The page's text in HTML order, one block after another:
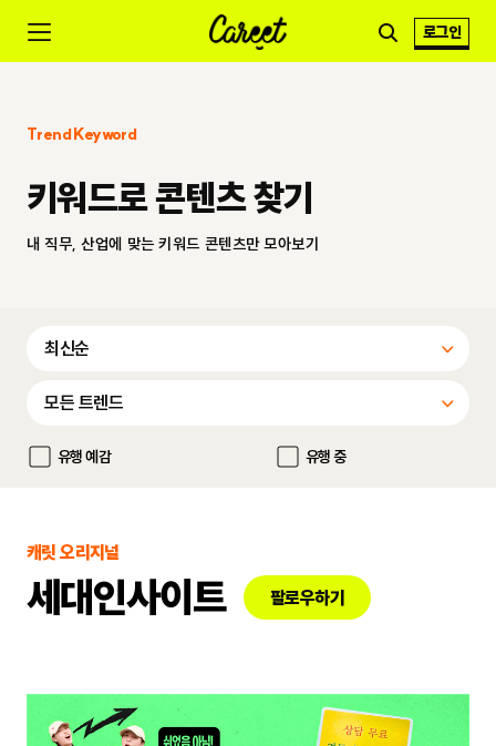
로그인
Trend Keyword
키워드로 콘텐츠 찾기
내 직무, 산업에 맞는 키워드 콘텐츠만 모아보기
유행 예감 유행 중
캐릿 오리지널
세대인사이트 팔로우하기